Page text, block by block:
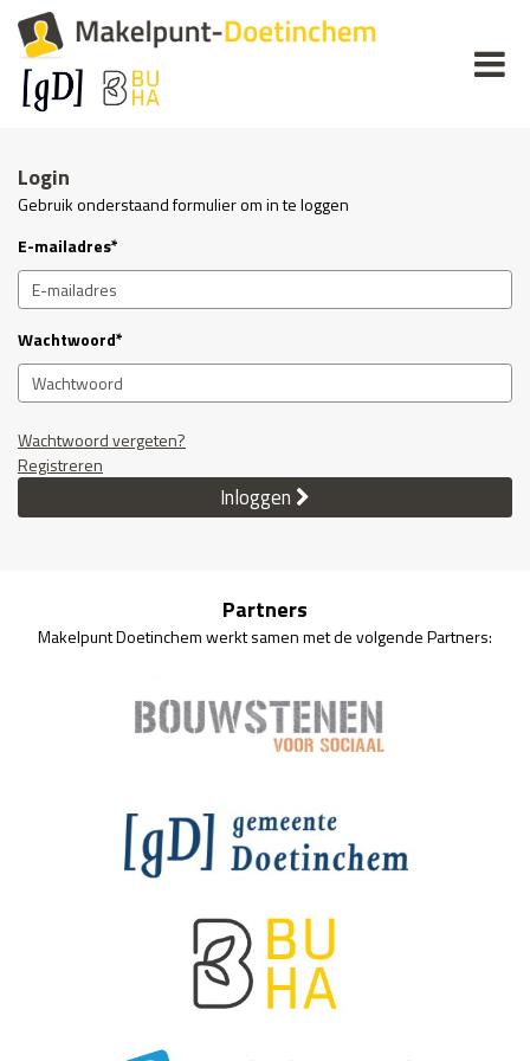
Login
Gebruik onderstaand formulier om in te loggen
E-mailadres*
Wachtwoord*
Wachtwoord vergeten?
Registreren
Inloggen
Partners
Makelpunt Doetinchem werkt samen met de volgende Partners: